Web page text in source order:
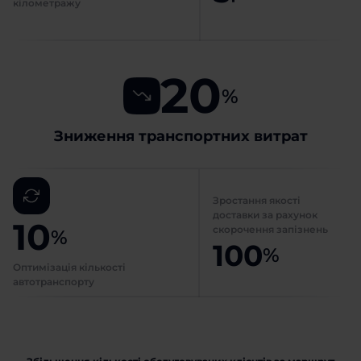
кілометражу
20%
Зниження транспортних витрат
10%
Оптимізація кількості
автотранспорту
Зростання якості
доставки за рахунок
скорочення запізнень
100%